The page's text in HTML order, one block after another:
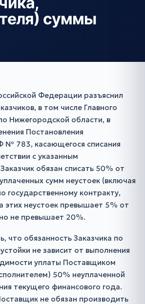
суммы
Федерации разъяснил
в том числе Главного
Нижегородской области, в
Постановления
№ 783, касающегося списания
с указанным
обязан списать 50% от
сумм неустоек (включая
государственному контракту,
этих неустоек превышает 5% от
не превышает 20%.
что обязанность Заказчика по
не зависит от выполнения
уплаты Поставщиком
50% неуплаченной
текущего финансового года.
не обязан производить